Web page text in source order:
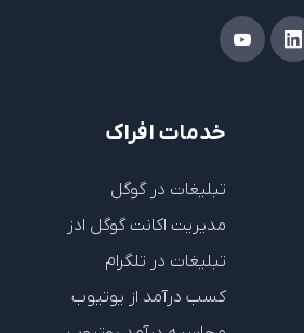
خدمات افراک
تبلیغات در گوگل
مدیریت اکانت گوگل ادز
تبلیغات در تلگرام
کسب درآمد از یوتیوب